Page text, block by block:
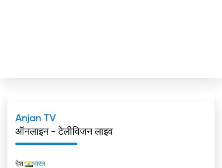
Anjan TV
ऑनलाइन - टेलीविजन लाइव
देश:
भारत